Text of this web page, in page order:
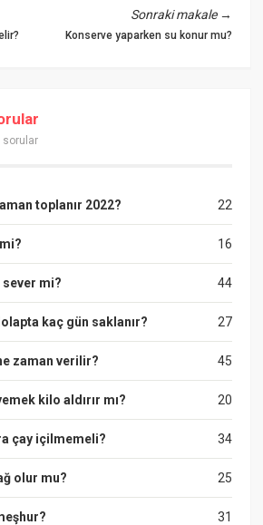
Sonraki makale→
Konserve yaparken su konur mu?
sorular
22
toplanır 2022?
16
44
sever mi?
27
kaç gün saklanır?
45
zaman verilir?
20
kilo aldırır mı?
34
çay içilmemeli?
25
olur mu?
31